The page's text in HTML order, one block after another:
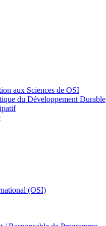
aux Sciences de OSI
du Développement Durable
(OSI)